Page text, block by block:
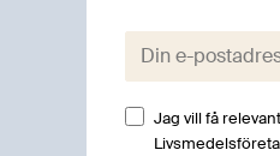
E-post:
Jag vill få